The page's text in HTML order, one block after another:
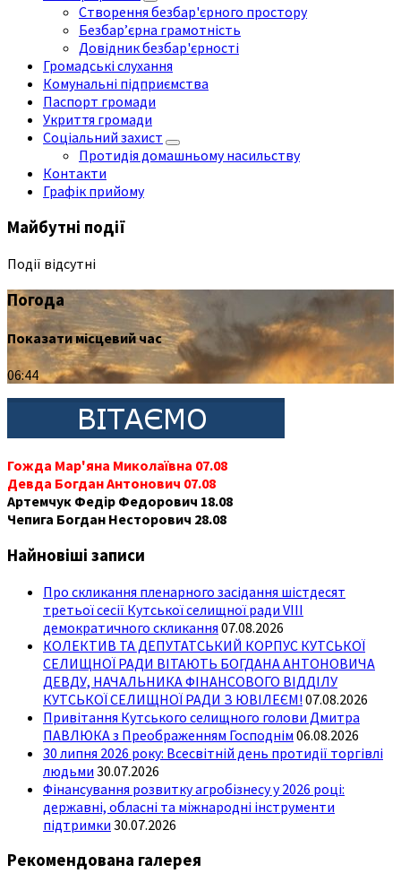
Створення безбар'єрного простору
Безбар’єрна грамотність
Довідник безбар'єрності
Громадські слухання
Комунальні підприємства
Паспорт громади
Укриття громади
Соціальний захист
Протидія домашньому насильству
Контакти
Графік прийому
Майбутні події
Події відсутні
Погода
Показати місцевий час
06:44
Гожда Мар'яна Миколаївна 07.08
Девда Богдан Антонович 07.08
Артемчук Федір Федорович 18.08
Чепига Богдан Несторович 28.08
Найновіші записи
Про скликання пленарного засідання шістдесят
третьої сесії Кутської селищної ради VIII
демократичного скликання 07.08.2026
КОЛЕКТИВ ТА ДЕПУТАТСЬКИЙ КОРПУС КУТСЬКОЇ
СЕЛИЩНОЇ РАДИ ВІТАЮТЬ БОГДАНА АНТОНОВИЧА
ДЕВДУ, НАЧАЛЬНИКА ФІНАНСОВОГО ВІДДІЛУ
КУТСЬКОЇ СЕЛИЩНОЇ РАДИ З ЮВІЛЕЄМ! 07.08.2026
Привітання Кутського селищного голови Дмитра
ПАВЛЮКА з Преображенням Господнім 06.08.2026
30 липня 2026 року: Всесвітній день протидії торгівлі
людьми 30.07.2026
Фінансування розвитку агробізнесу у 2026 році:
державні, обласні та міжнародні інструменти
підтримки 30.07.2026
Рекомендована галерея